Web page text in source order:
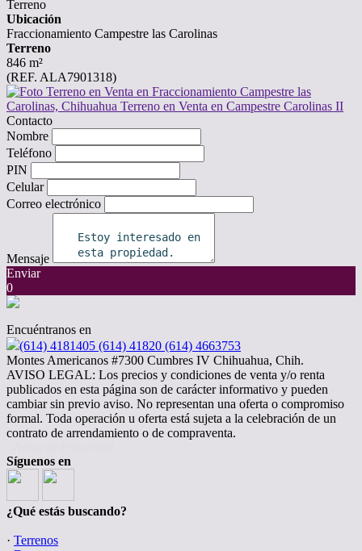
Terreno
Ubicación
Fraccionamiento Campestre las Carolinas
Terreno
846 m²
(REF. ALA7901318)
Contacto
Nombre
Teléfono
PIN
Celular
Correo electrónico
Mensaje
Enviar
0
Encuéntranos en
(614) 4181405 (614) 41820 (614) 4663753
Montes Americanos #7300 Cumbres IV Chihuahua, Chih.
AVISO LEGAL: Los precios y condiciones de venta y/o renta
publicados en esta página son de carácter informativo y pueden
cambiar sin previo aviso. No representan una oferta o compromiso
formal. Toda operación u oferta está sujeta a la celebración de un
contrato de arrendamiento o de compraventa.
Síguenos en
¿Qué estás buscando?
· Terrenos